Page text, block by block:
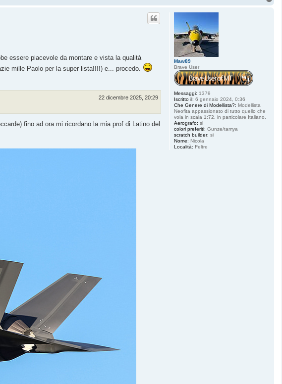
Maw89
Brave User
Messaggi: 1379
Iscritto il: 6 gennaio 2024, 0:36
Che Genere di Modellista?: Modellista
Neofita appassionato di tutto quello che
vola in scala 1:72, in particolare Italiano.
Aerografo: si
colori preferiti: Gunze/tamya
scratch builder: si
Nome: Nicola
Località: Feltre
essere piacevole da montare e vista la qualità
mille Paolo per la super lista!!!!) e... procedo.
22 dicembre 2025, 20:29
fino ad ora mi ricordano la mia prof di Latino del